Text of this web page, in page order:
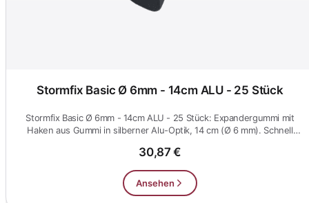
Stormfix Basic Ø 6mm - 14cm ALU - 25 Stück
Stormfix Basic Ø 6mm - 14cm ALU - 25 Stück: Expandergummi mit
Haken aus Gummi in silberner Alu-Optik, 14 cm (Ø 6 mm). Schnell
30,87 €
Ansehen